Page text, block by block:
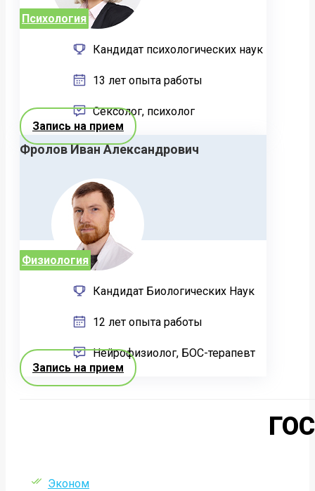
Психология
Кандидат психологических наук
13 лет опыта работы
Сексолог, психолог
Запись на прием
Фролов Иван Александрович
Физиология
Кандидат Биологических Наук
12 лет опыта работы
Нейрофизиолог, БОС-терапевт
Запись на прием
Эконом